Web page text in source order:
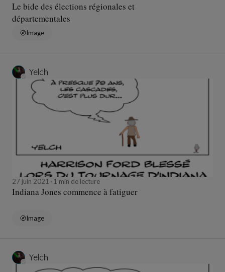
Le bide des élections régionales et
départementales
Image
Yelch
27 juin 2021 1 min de lecture
Indiana Jones commence à fatiguer
Image
Yelch